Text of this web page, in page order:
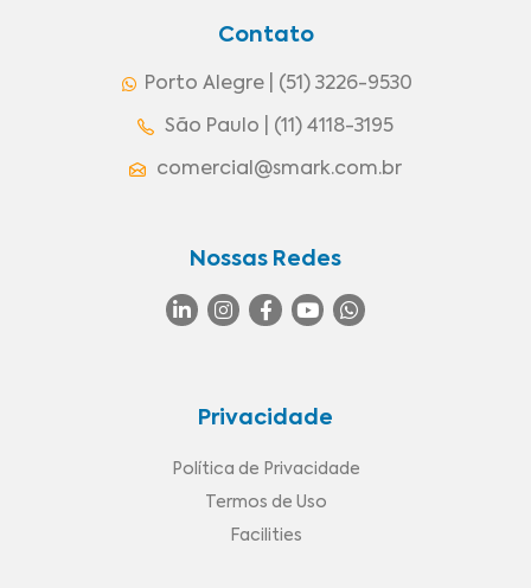
Contato
Porto Alegre | (51) 3226-9530
São Paulo | (11) 4118-3195
comercial@smark.com.br
Nossas Redes
Privacidade
Política de Privacidade
Termos de Uso
Facilities